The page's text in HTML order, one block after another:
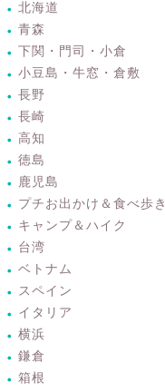
北海道
青森
下関・門司・小倉
小豆島・牛窓・倉敷
長野
長崎
高知
徳島
鹿児島
プチお出かけ＆食べ歩き
キャンプ＆ハイク
台湾
ベトナム
スペイン
イタリア
横浜
鎌倉
箱根